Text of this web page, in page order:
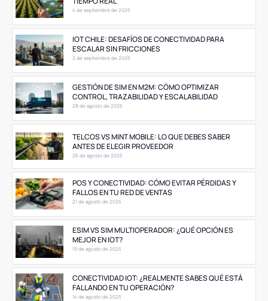
4 de septiembre de 2025
IOT CHILE: DESAFÍOS DE CONECTIVIDAD PARA
ESCALAR SIN FRICCIONES
2 de septiembre de 2025
GESTIÓN DE SIM EN M2M: CÓMO OPTIMIZAR
CONTROL, TRAZABILIDAD Y ESCALABILIDAD
28 de agosto de 2025
TELCOS VS MINT MOBILE: LO QUE DEBES SABER
ANTES DE ELEGIR PROVEEDOR
26 de agosto de 2025
POS Y CONECTIVIDAD: CÓMO EVITAR PÉRDIDAS Y
FALLOS EN TU RED DE VENTAS
21 de agosto de 2025
ESIM VS SIM MULTIOPERADOR: ¿QUÉ OPCIÓN ES
MEJOR EN IOT?
19 de agosto de 2025
CONECTIVIDAD IOT: ¿REALMENTE SABES QUÉ ESTÁ
FALLANDO EN TU OPERACIÓN?
14 de agosto de 2025